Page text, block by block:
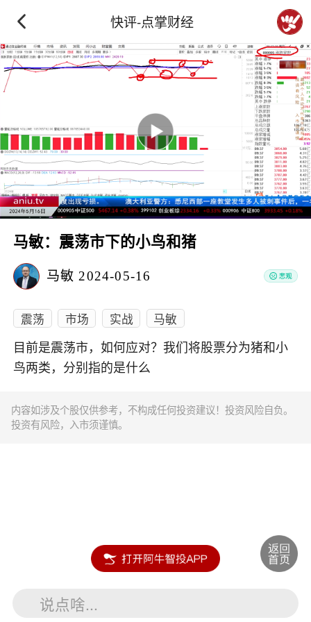
快评-点掌财经
马敏：震荡市下的小鸟和猪
马敏 2024-05-16
震荡 市场 实战 马敏
目前是震荡市，如何应对？我们将股票分为猪和小
鸟两类，分别指的是什么
内容如涉及个股仅供参考，不构成任何投资建议！投资风险自负。
投资有风险，入市须谨慎。
说点啥...